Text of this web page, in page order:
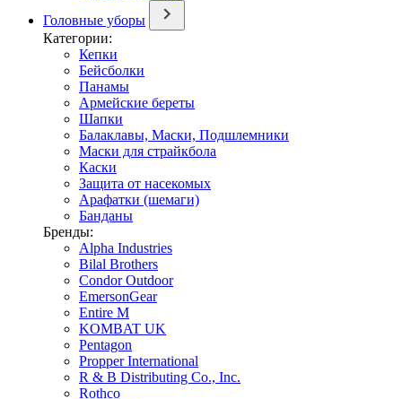
Головные уборы
Категории:
Кепки
Бейсболки
Панамы
Армейские береты
Шапки
Балаклавы, Маски, Подшлемники
Маски для страйкбола
Каски
Защита от насекомых
Арафатки (шемаги)
Банданы
Бренды:
Alpha Industries
Bilal Brothers
Condor Outdoor
EmersonGear
Entire M
KOMBAT UK
Pentagon
Propper International
R & B Distributing Co., Inc.
Rothco